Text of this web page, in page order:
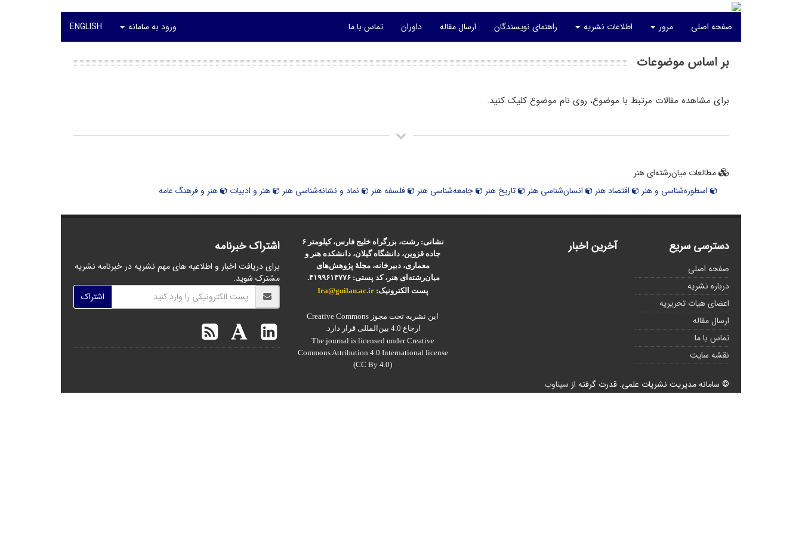
صفحه اصلی مرور اطلاعات نشریه راهنمای نویسندگان ارسال مقاله داوران تماس با ما ورود به سامانه ENGLISH
بر اساس موضوعات
برای مشاهده مقالات مرتبط با موضوع، روی نام موضوع کلیک کنید.
مطالعات میان‌رشته‌ای هنر
اسطوره‌شناسی و هنر
اقتصاد هنر انسان‌شناسی هنر تاریخ هنر جامعه‌شناسی هنر فلسفه هنر نماد و نشانه‌شناسی هنر هنر و ادبیات هنر و فرهنگ عامه
دسترسی سریع
صفحه اصلی
درباره نشریه
اعضای هیات تحریریه
ارسال مقاله
تماس با ما
نقشه سایت
آخرین اخبار
نشانی: رشت، بزرگراه خلیج فارس، کیلومتر ۶
جاده قزوین، دانشگاه گیلان، دانشکده هنر و
معماری، دبیرخانه، مجلۀ پژوهش‌های
میان‌رشته‌ای هنر، کد پستی: ۴۱۹۹۶۱۳۷۷۶.
پست الکترونیک:Ira@guilan.ac.ir
این نشریه تحت مجوز Creative Commons
ارجاع 4.0 بین‌المللی قرار دارد.
The journal is licensed under Creative
Commons Attribution 4.0 International license
(CC By 4.0)
اشتراک خبرنامه
برای دریافت اخبار و اطلاعیه های مهم نشریه در خبرنامه نشریه
مشترک شوید.
اشتراک
© سامانه مدیریت نشریات علمی. قدرت گرفته از سیناوب